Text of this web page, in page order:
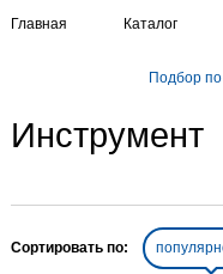
Главная Каталог
Подбор
Инструмент
Сортировать по: